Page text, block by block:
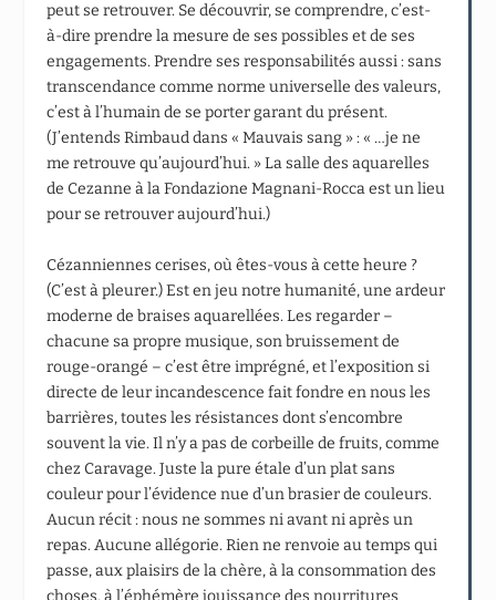
peut se retrouver. Se découvrir, se comprendre, c’est-
à-dire prendre la mesure de ses possibles et de ses
engagements. Prendre ses responsabilités aussi : sans
transcendance comme norme universelle des valeurs,
c’est à l’humain de se porter garant du présent.
(J’entends Rimbaud dans « Mauvais sang » : « …je ne
me retrouve qu’aujourd’hui. » La salle des aquarelles
de Cezanne à la Fondazione Magnani-Rocca est un lieu
pour se retrouver aujourd’hui.)
Cézanniennes cerises, où êtes-vous à cette heure ?
(C’est à pleurer.) Est en jeu notre humanité, une ardeur
moderne de braises aquarellées. Les regarder –
chacune sa propre musique, son bruissement de
rouge-orangé – c’est être imprégné, et l’exposition si
directe de leur incandescence fait fondre en nous les
barrières, toutes les résistances dont s’encombre
souvent la vie. Il n’y a pas de corbeille de fruits, comme
chez Caravage. Juste la pure étale d’un plat sans
couleur pour l’évidence nue d’un brasier de couleurs.
Aucun récit : nous ne sommes ni avant ni après un
repas. Aucune allégorie. Rien ne renvoie au temps qui
passe, aux plaisirs de la chère, à la consommation des
choses, à l’éphémère jouissance des nourritures